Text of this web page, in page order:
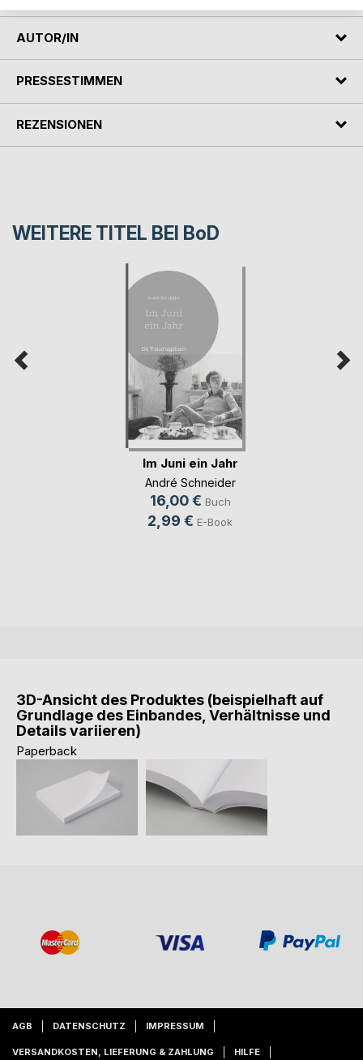
AUTOR/IN
PRESSESTIMMEN
REZENSIONEN
WEITERE TITEL BEI BoD
Im Juni ein Jahr
André Schneider
16,00 € Buch
2,99 € E-Book
3D-Ansicht des Produktes (beispielhaft auf
Grundlage des Einbandes, Verhältnisse und
Details variieren)
Paperback
AGB DATENSCHUTZ IMPRESSUM
VERSANDKOSTEN, LIEFERUNG & ZAHLUNG HILFE